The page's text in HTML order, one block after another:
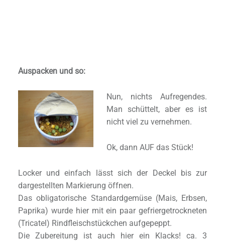
Auspacken und so:
Nun, nichts Aufregendes.
Man schüttelt, aber es ist
nicht viel zu vernehmen.
Ok, dann AUF das Stück!
Locker und einfach lässt sich der Deckel bis zur
dargestellten Markierung öffnen.
Das obligatorische Standardgemüse (Mais, Erbsen,
Paprika) wurde hier mit ein paar gefriergetrockneten
(Tricatel) Rindfleischstückchen aufgepeppt.
Die Zubereitung ist auch hier ein Klacks! ca. 3